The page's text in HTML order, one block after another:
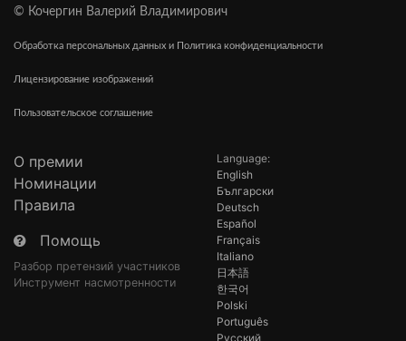
© Кочергин Валерий Владимирович
Обработка персональных данных и Политика конфиденциальности
Лицензирование изображений
Пользовательское соглашение
О премии
Номинации
Правила
Помощь
Разбор претензий участников
Инструмент насмотренности
Language:
English
Български
Deutsch
Español
Français
Italiano
日本語
한국어
Polski
Português
Русский